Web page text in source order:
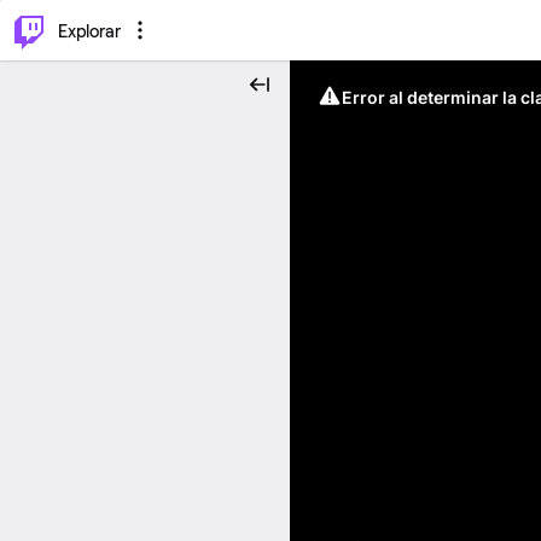
Explorar
Error al determinar la